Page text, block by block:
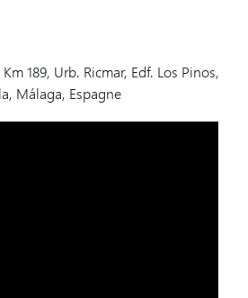
189, Urb. Ricmar, Edf. Los Pinos,
Málaga, Espagne